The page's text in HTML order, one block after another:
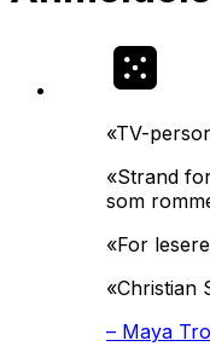
«TV-
«Strand
som
«For
«Christian
– Maya